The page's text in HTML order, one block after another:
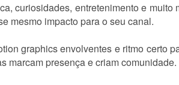
curiosidades, entretenimento e
mesmo impacto para o seu canal.
graphics envolventes e ritmo certo
marcam presença e criam comunidade.